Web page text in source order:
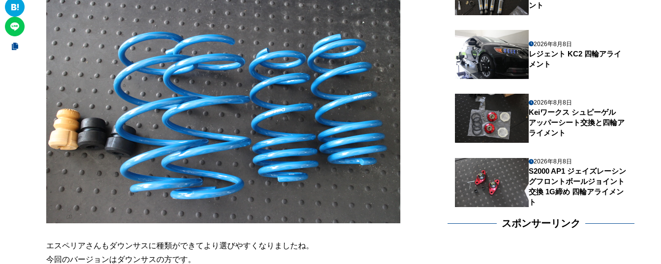
エスペリアさんもダウンサスに種類ができてより選びやすくなりましたね。
今回のバージョンはダウンサスの方です。
ント
2026年8月8日
レジェント KC2 四輪アライ
メント
2026年8月8日
Keiワークス シュピーゲル
アッパーシート交換と四輪ア
ライメント
2026年8月8日
S2000 AP1 ジェイズレーシン
グフロントボールジョイント
交換 1G締め 四輪アライメン
ト
スポンサーリンク